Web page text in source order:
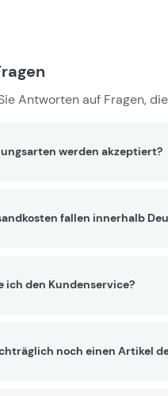
Antworten auf Fragen,
werden akzeptiert?
fallen innerhalb
ich den Kundenservice?
noch einen Artikel